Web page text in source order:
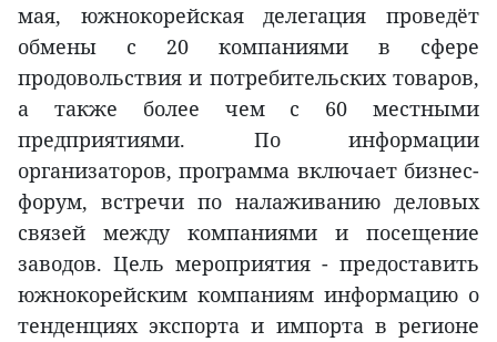
мая, южнокорейская делегация проведёт
обмены с 20 компаниями в сфере
продовольствия и потребительских товаров,
а также более чем с 60 местными
предприятиями. По информации
организаторов, программа включает бизнес-
форум, встречи по налаживанию деловых
связей между компаниями и посещение
заводов. Цель мероприятия - предоставить
южнокорейским компаниям информацию о
тенденциях экспорта и импорта в регионе